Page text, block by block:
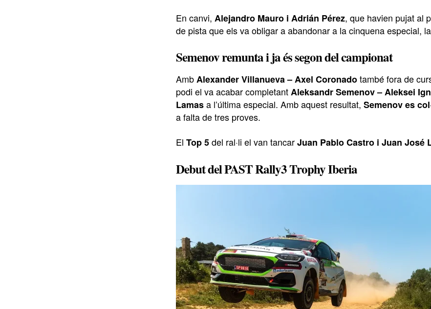
En canvi, Alejandro Mauro i Adrián Pérez, que havien pujat al
de pista que els va obligar a abandonar a la cinquena especial,
Semenov remunta i ja és segon del campionat
AmbAlexander Villanueva – Axel Coronadotambé fora de
podi el va acabar completantAleksandr Semenov – Aleksei
Lamasa l’última especial. Amb aquest resultat, Semenov es
a falta de tres proves.
El Top 5del ral·li el van tancarJuan Pablo Castro i Juan José
Debut del PAST Rally3 Trophy Iberia